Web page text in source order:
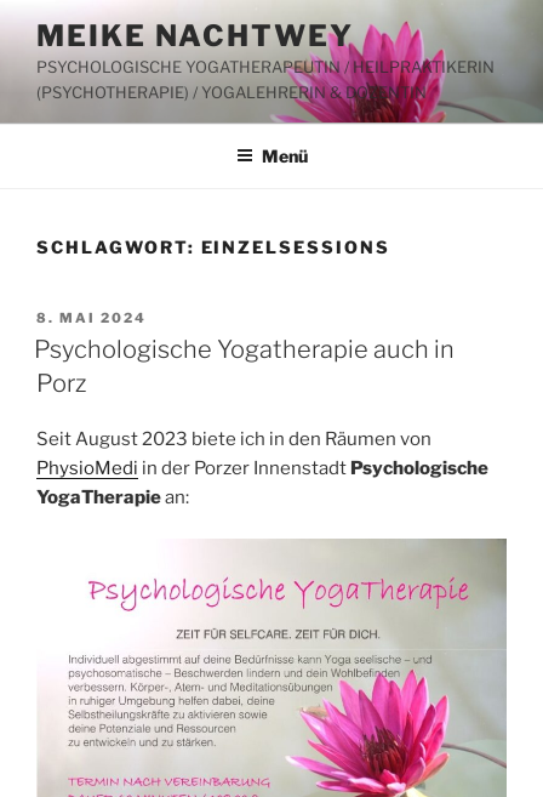
Inhalt
springen
MEIKE NACHTWEY
PSYCHOLOGISCHE YOGATHERAPEUTIN / HEILPRAKTIKERIN
(PSYCHOTHERAPIE) / YOGALEHRERIN & DOZENTIN
Menü
SCHLAGWORT: EINZELSESSIONS
VERÖFFENTLICHT
AM
8. MAI 2024
Psychologische Yogatherapie auch in
Porz
Seit August 2023 biete ich in den Räumen von
PhysioMedi in der Porzer Innenstadt Psychologische
YogaTherapiean: